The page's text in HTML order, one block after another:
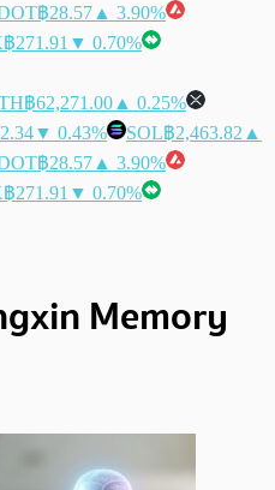
฿28.57 ▲ 3.90%
฿271.91 ▼ 0.70%
฿62,271.00 ▲ 0.25%
▼ 0.43% SOL฿2,463.82 ▲
฿28.57 ▲ 3.90%
฿271.91 ▼ 0.70%
Memory